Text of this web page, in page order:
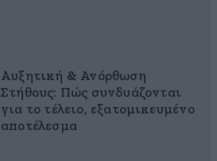
Αυξητική & Ανόρθωση
Στήθους: Πώς συνδυάζονται
για το τέλειο, εξατομικευμένο
αποτέλεσμα